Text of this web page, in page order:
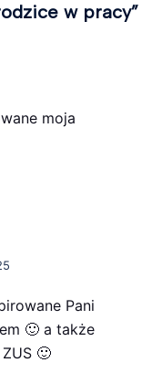
w pracy”
moja
Pani
🙂 a także
🙂